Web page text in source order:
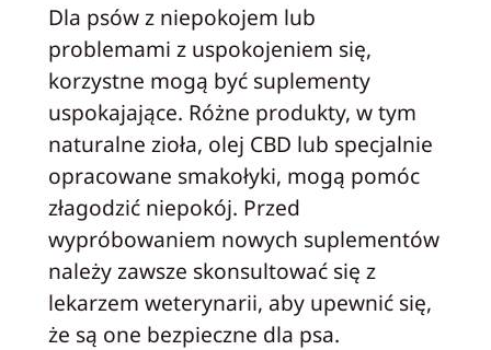
Dla psów z niepokojem lub
problemami z uspokojeniem się,
korzystne mogą być suplementy
uspokajające. Różne produkty, w tym
naturalne zioła, olej CBD lub specjalnie
opracowane smakołyki, mogą pomóc
złagodzić niepokój. Przed
wypróbowaniem nowych suplementów
należy zawsze skonsultować się z
lekarzem weterynarii, aby upewnić się,
że są one bezpieczne dla psa.